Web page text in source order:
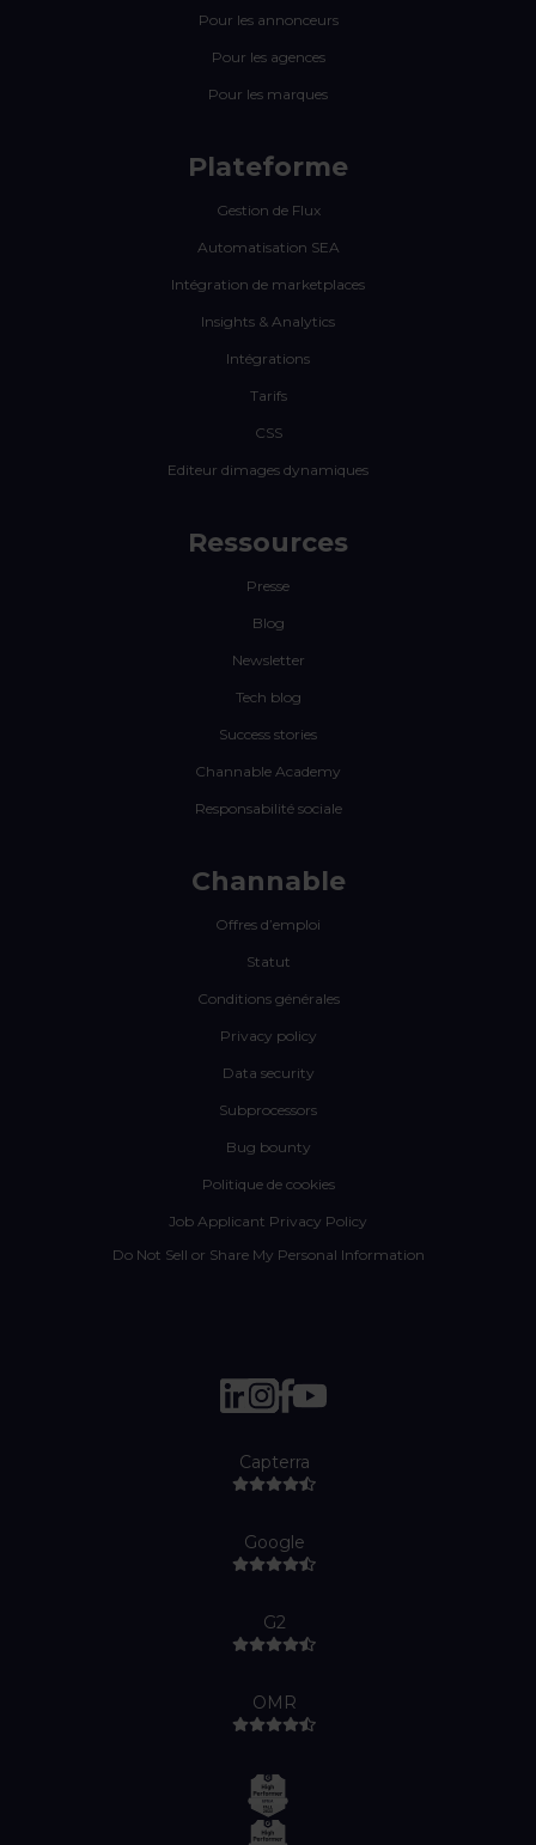
Pour les annonceurs
Pour les agences
Pour les marques
Plateforme
Gestion de Flux
Automatisation SEA
Intégration de marketplaces
Insights & Analytics
Intégrations
Tarifs
CSS
Editeur dimages dynamiques
Ressources
Presse
Blog
Newsletter
Tech blog
Success stories
Channable Academy
Responsabilité sociale
Channable
Offres d’emploi
Statut
Conditions générales
Privacy policy
Data security
Subprocessors
Bug bounty
Politique de cookies
Job Applicant Privacy Policy
Do Not Sell or Share My Personal Information
Capterra
Google
G2
OMR